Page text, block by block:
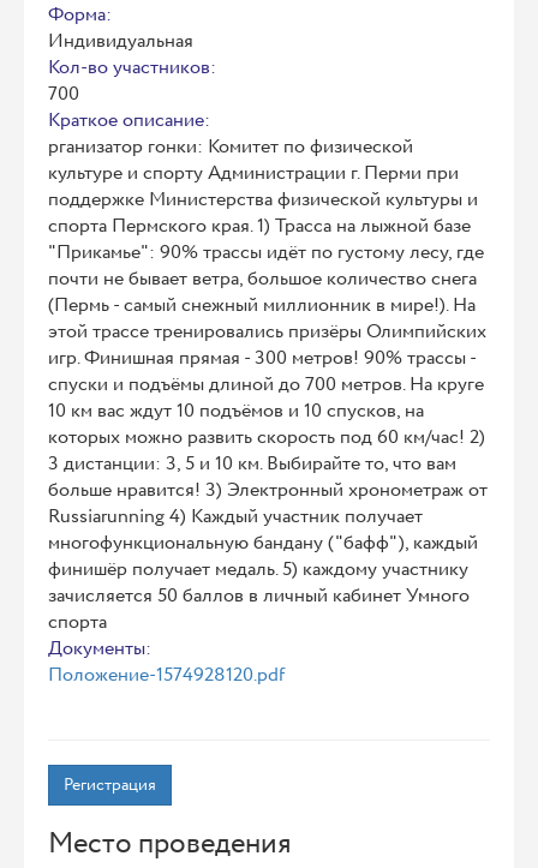
Форма:
Индивидуальная
Кол-во участников:
700
Краткое описание:
рганизатор гонки: Комитет по физической
культуре и спорту Администрации г. Перми при
поддержке Министерства физической культуры и
спорта Пермского края. 1) Трасса на лыжной базе
"Прикамье": 90% трассы идёт по густому лесу, где
почти не бывает ветра, большое количество снега
(Пермь - самый снежный миллионник в мире!). На
этой трассе тренировались призёры Олимпийских
игр. Финишная прямая - 300 метров! 90% трассы -
спуски и подъёмы длиной до 700 метров. На круге
10 км вас ждут 10 подъёмов и 10 спусков, на
которых можно развить скорость под 60 км/час! 2)
3 дистанции: 3, 5 и 10 км. Выбирайте то, что вам
больше нравится! 3) Электронный хронометраж от
Russiarunning 4) Каждый участник получает
многофункциональную бандану ("бафф"), каждый
финишёр получает медаль. 5) каждому участнику
зачисляется 50 баллов в личный кабинет Умного
спорта
Документы:
Положение-1574928120.pdf
Регистрация
Место проведения